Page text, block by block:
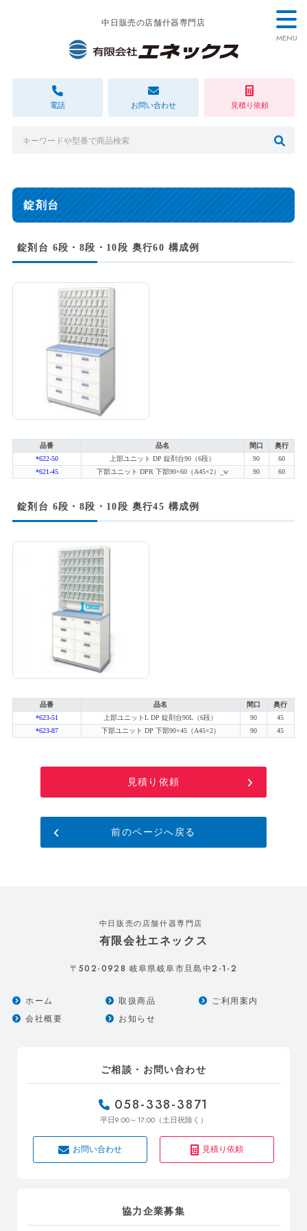
中日販売の店舗什器専門店
電話 お問い合わせ 見積り依頼
MENU
錠剤台
錠剤台 6段・8段・10段 奥行60 構成例
品番 品名 間口
奥行
*622-50
上部ユニット DP 錠剤台90（6段） 90
60
*621-45
下部ユニット DPR 下部90×60（A45×2）_w 90 60
錠剤台 6段・8段・10段 奥行45 構成例
品番 品名 間口
奥行
*623-51
上部ユニットL DP 錠剤台90L（6段） 90
45
*623-87
下部ユニット DP 下部90×45（A45×2） 90 45
前のページへ戻る
見積り依頼
中日販売の店舗什器専門店
有限会社エネックス
〒502-0928 岐阜県岐阜市旦島中2-1-2
ホーム 取扱商品
ご利用案内
会社概要
お知らせ
ご相談・お問い合わせ
058-338-3871
平日9:00～17:00（土日祝除く）
お問い合わせ 見積り依頼
協力企業募集